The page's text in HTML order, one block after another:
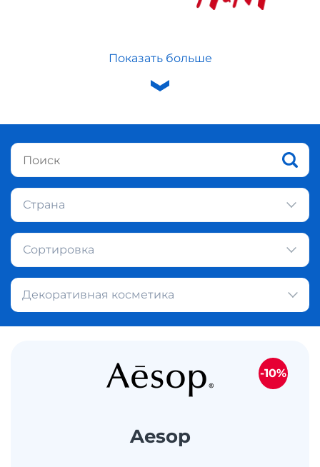
Показать больше
Страна
Сортировка
Декоративная косметика
Aesop
-10%